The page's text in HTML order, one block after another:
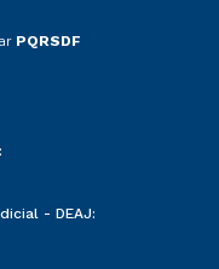
PQRSDF
- DEAJ: